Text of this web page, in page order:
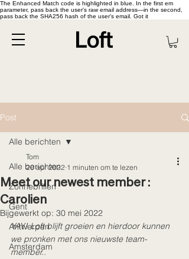
The Enhanced Match code is highlighted in blue. In the first em
parameter, pass back the user's raw email address—in the second,
pass back the SHA256 hash of the user's email. Got it
Post
Alle berichten
Zonnebrillen
Gent
Antwerpen
Amsterdam
Alle berichten
Meet our newest member :
Carolien
Tom
20 apr 2022 1 minuten om te lezen
Bijgewerkt op: 30 mei 2022
YAY! Loft blijft groeien en hierdoor kunnen
we pronken met ons nieuwste team-
member..